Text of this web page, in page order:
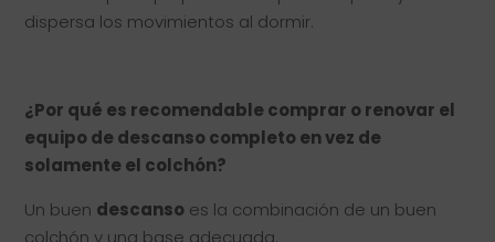
dispersa los movimientos al dormir.
¿Por qué es recomendable comprar o renovar el
equipo de descanso completo en vez de
solamente el colchón?
Un buen descanso es la combinación de un buen
colchón y una base adecuada.